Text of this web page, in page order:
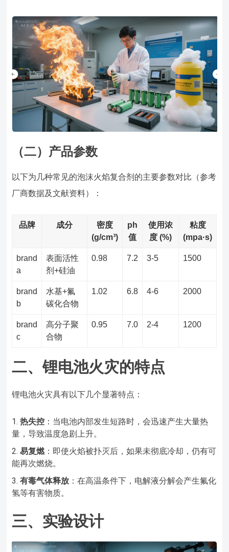
（二）产品参数
以下为几种常见的泡沫火焰复合剂的主要参数对比（参考
厂商数据及文献资料）：
品牌 成分
密度
(g/cm³)
ph
值
使用浓
度 (%)
粘度
(mpa·s)
brand
a
表面活性
剂+硅油
0.98 7.2 3-5 1500
brand
b
水基+氟
碳化合物
1.02 6.8 4-6 2000
brand
c
高分子聚
合物
0.95 7.0 2-4 1200
二、锂电池火灾的特点
锂电池火灾具有以下几个显著特点：
热失控 ：当电池内部发生短路时，会迅速产生大量热
量，导致温度急剧上升。
易复燃：即使火焰被扑灭后，如果未彻底冷却，仍有可
能再次燃烧。
有毒气体释放 ：在高温条件下，电解液分解会产生氟化
氢等有害物质。
三、实验设计